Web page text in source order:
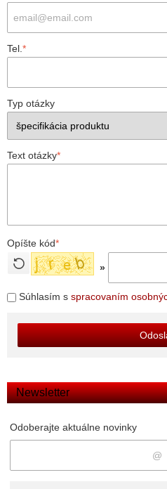
Newsletter
Odoberajte aktuálne novinky
Tel. *
Typ otázky
Text otázky*
Opíšte kód*
»
Súhlasím s spracovaním